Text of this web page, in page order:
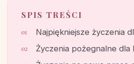
SPIS TREŚCI
Najpiękniejsze życzenia
Życzenia pożegnalne